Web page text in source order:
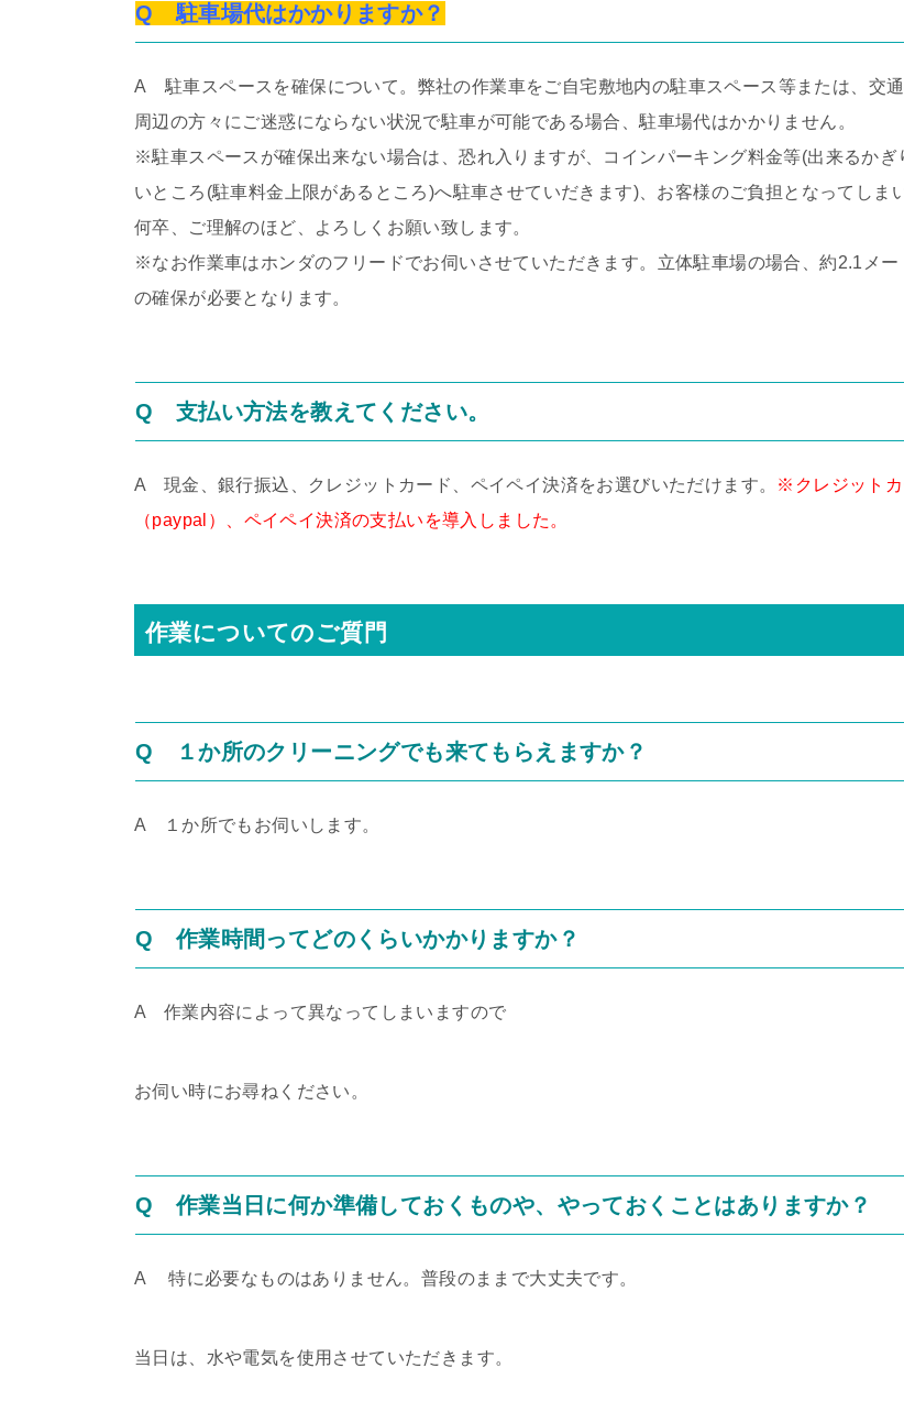
Q 駐車場代はかかりますか？
A 駐車スペースを確保について。弊社の作業車をご自宅敷地内の駐車スペース等または、交
周辺の方々にご迷惑にならない状況で駐車が可能である場合、駐車場代はかかりません。
※駐車スペースが確保出来ない場合は、恐れ入りますが、コインパーキング料金等(出来るかぎ
いところ(駐車料金上限があるところ)へ駐車させていだきます)、お客様のご負担となってしま
何卒、ご理解のほど、よろしくお願い致します。
※なお作業車はホンダのフリードでお伺いさせていただきます。立体駐車場の場合、約2.1メー
の確保が必要となります。
Q 支払い方法を教えてください。
A 現金、銀行振込、クレジットカード、ペイペイ決済をお選びいただけます。 ※クレジットカ
（paypal）、ペイペイ決済の支払いを導入しました。
作業についてのご質門
Q １か所のクリーニングでも来てもらえますか？
A １か所でもお伺いします。
Q 作業時間ってどのくらいかかりますか？
A 作業内容によって異なってしまいますので
お伺い時にお尋ねください。
Q 作業当日に何か準備しておくものや、やっておくことはありますか？
A 特に必要なものはありません。普段のままで大丈夫です。
当日は、水や電気を使用させていただきます。